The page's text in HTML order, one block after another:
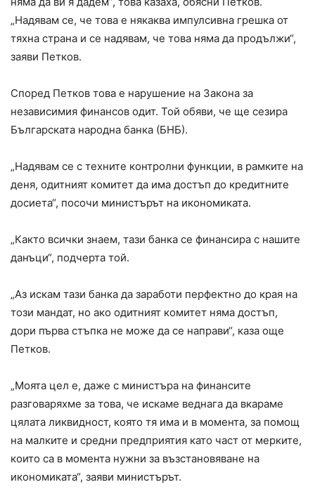
„Надявам се, че това е някаква импулсивна грешка от
тяхна страна и се надявам, че това няма да продължи“,
заяви Петков.
Според Петков това е нарушение на Закона за
независимия финансов одит. Той обяви, че ще сезира
Българската народна банка (БНБ).
„Надявам се с техните контролни функции, в рамките на
деня, одитният комитет да има достъп до кредитните
досиета“, посочи министърът на икономиката.
„Както всички знаем, тази банка се финансира с нашите
данъци“, подчерта той.
„Аз искам тази банка да заработи перфектно до края на
този мандат, но ако одитният комитет няма достъп,
дори първа стъпка не може да се направи“, каза още
Петков.
„Моята цел е, даже с министъра на финансите
разговаряхме за това, че искаме веднага да вкараме
цялата ликвидност, която тя има и в момента, за помощ
на малките и средни предприятия като част от мерките,
които са в момента нужни за възстановяване на
икономиката“, заяви министърът.